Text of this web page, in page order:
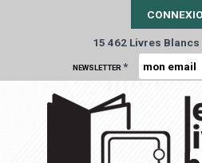
15 462 Livres Blancs
NEWSLETTER *